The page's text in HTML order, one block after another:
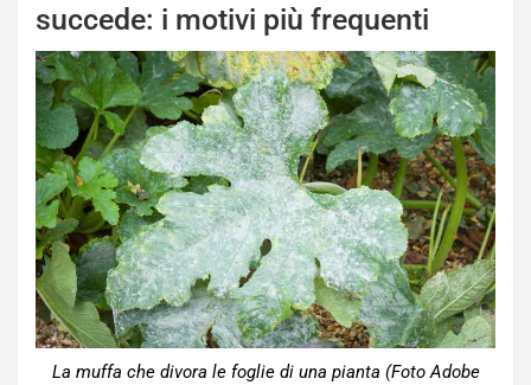
succede: i motivi più frequenti
La muffa che divora le foglie di una pianta (Foto Adobe